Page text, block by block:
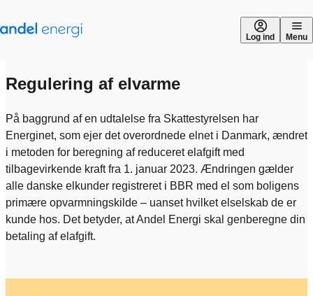
Log ind Menu
Regulering af elvarme
På baggrund af en udtalelse fra Skattestyrelsen har
Energinet, som ejer det overordnede elnet i Danmark, ændret
i metoden for beregning af reduceret elafgift med
tilbagevirkende kraft fra 1. januar 2023. Ændringen gælder
alle danske elkunder registreret i BBR med el som boligens
primære opvarmningskilde – uanset hvilket elselskab de er
kunde hos. Det betyder, at Andel Energi skal genberegne din
betaling af elafgift.